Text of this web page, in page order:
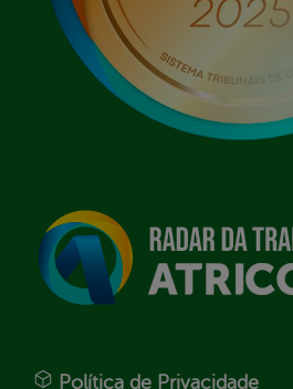
Política de Privacidade